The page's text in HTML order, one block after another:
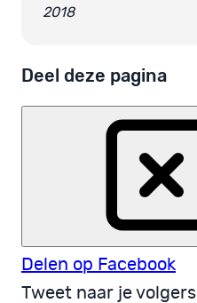
2018
Deel deze pagina
Delen op Facebook
Tweet naar je volgers